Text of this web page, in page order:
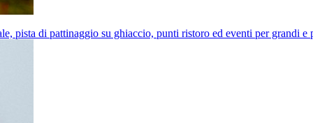
pista di pattinaggio su ghiaccio, punti ristoro ed eventi per grandi e